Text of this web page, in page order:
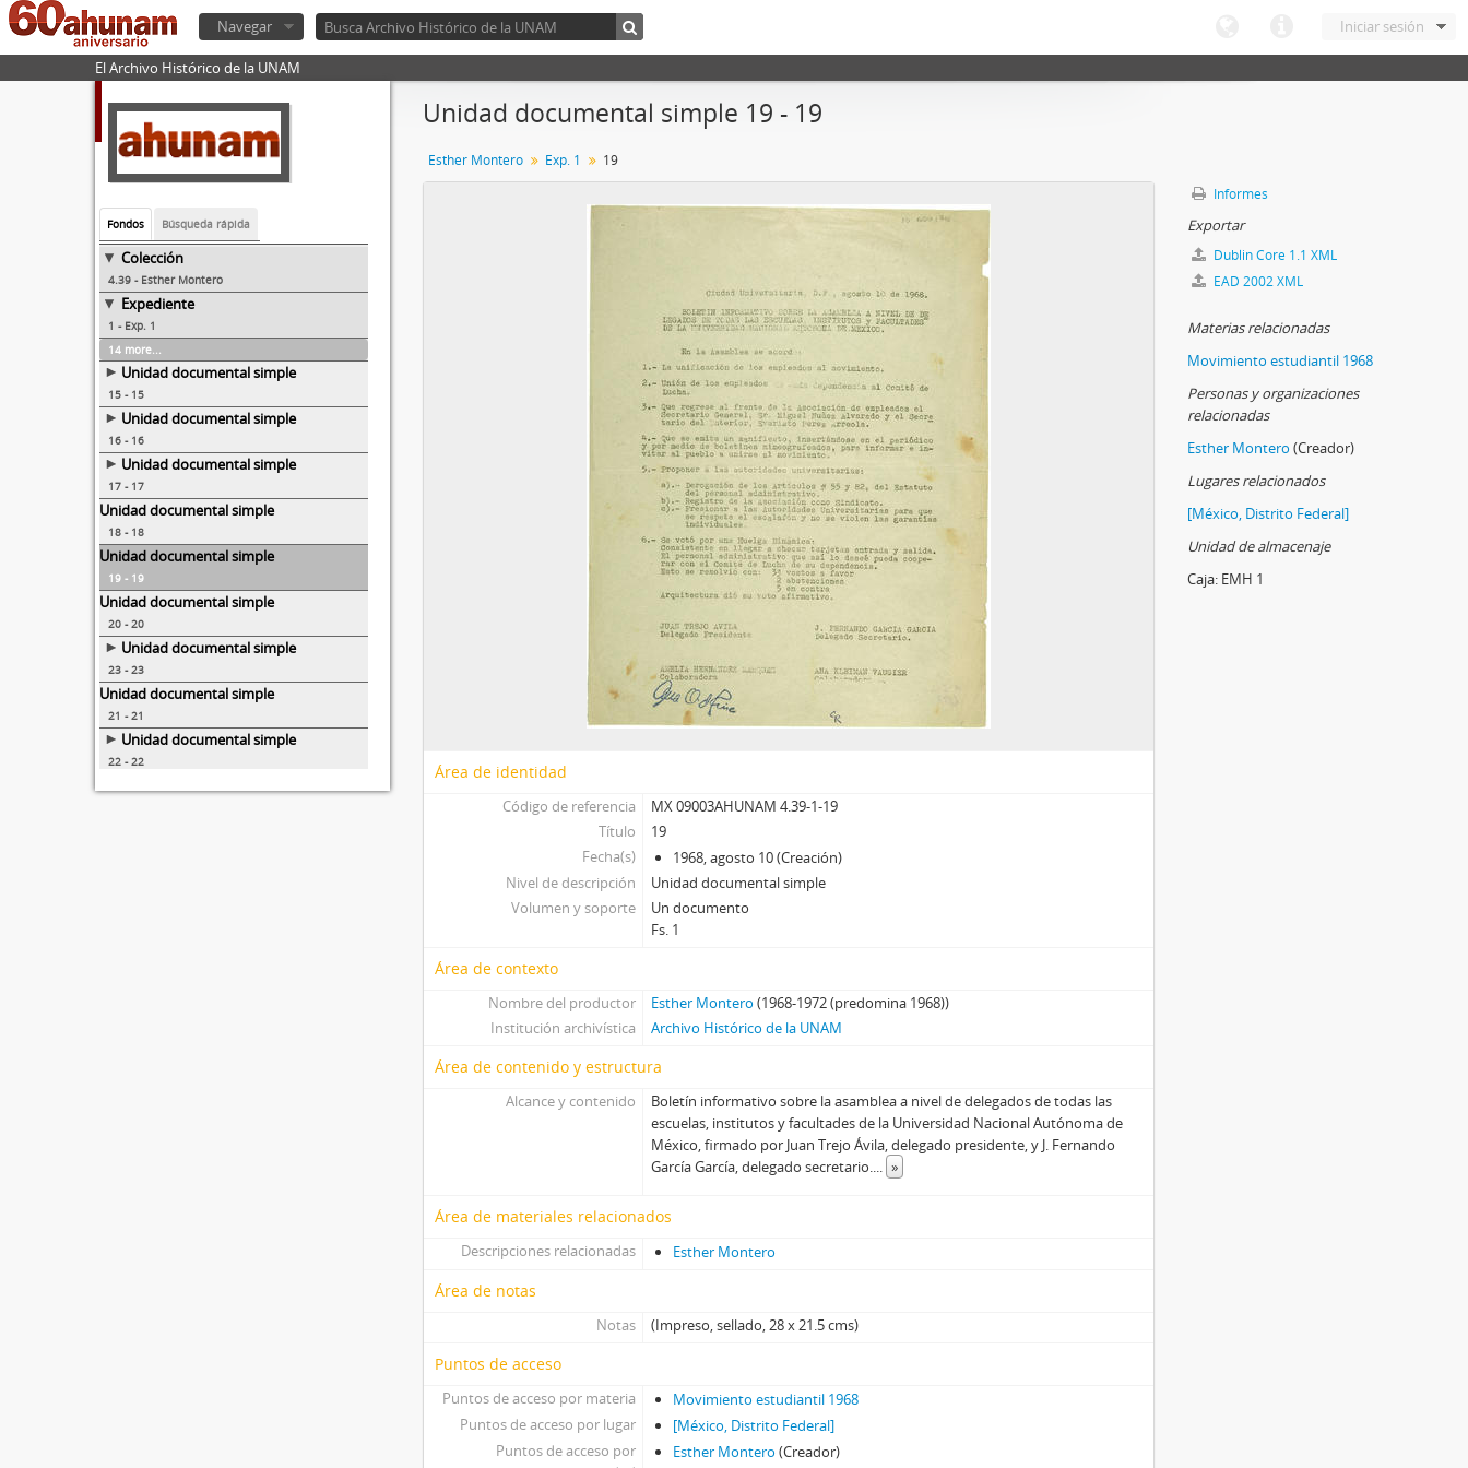
Iniciar sesión
Navegar
El Archivo Histórico de la UNAM
Fondos Búsqueda rápida
Colección
4.39 - Esther Montero
Expediente
1 - Exp. 1
14 more...
Unidad documental simple
15 - 15
Unidad documental simple
16 - 16
Unidad documental simple
17 - 17
Unidad documental simple
18 - 18
Unidad documental simple
19 - 19
Unidad documental simple
20 - 20
Unidad documental simple
23 - 23
Unidad documental simple
21 - 21
Unidad documental simple
22 - 22
Unidad documental simple 19 - 19
Esther Montero Exp. 1 19
Área de identidad
Código de referencia
MX 09003AHUNAM 4.39-1-19
Título
19
Fecha(s)
1968, agosto 10 (Creación)
Nivel de descripción
Unidad documental simple
Volumen y soporte
Un documento
Fs. 1
Área de contexto
Nombre del productor Esther Montero (1968-1972 (predomina 1968))
Institución archivística
Archivo Histórico de la UNAM
Área de contenido y estructura
Alcance y contenido
Boletín informativo sobre la asamblea a nivel de delegados de todas las
escuelas, institutos y facultades de la Universidad Nacional Autónoma de
México, firmado por Juan Trejo Ávila, delegado presidente, y J. Fernando
García García, delegado secretario.... »
Área de materiales relacionados
Descripciones relacionadas Esther Montero
Área de notas
Notas (Impreso, sellado, 28 x 21.5 cms)
Puntos de acceso
Puntos de acceso por materia
Movimiento estudiantil 1968
Puntos de acceso por lugar
[México, Distrito Federal]
Puntos de acceso por
Esther Montero (Creador)
Informes
Exportar
Dublin Core 1.1 XML
EAD 2002 XML
Materias relacionadas
Movimiento estudiantil 1968
Personas y organizaciones
relacionadas
Esther Montero (Creador)
Lugares relacionados
[México, Distrito Federal]
Unidad de almacenaje
Caja: EMH 1